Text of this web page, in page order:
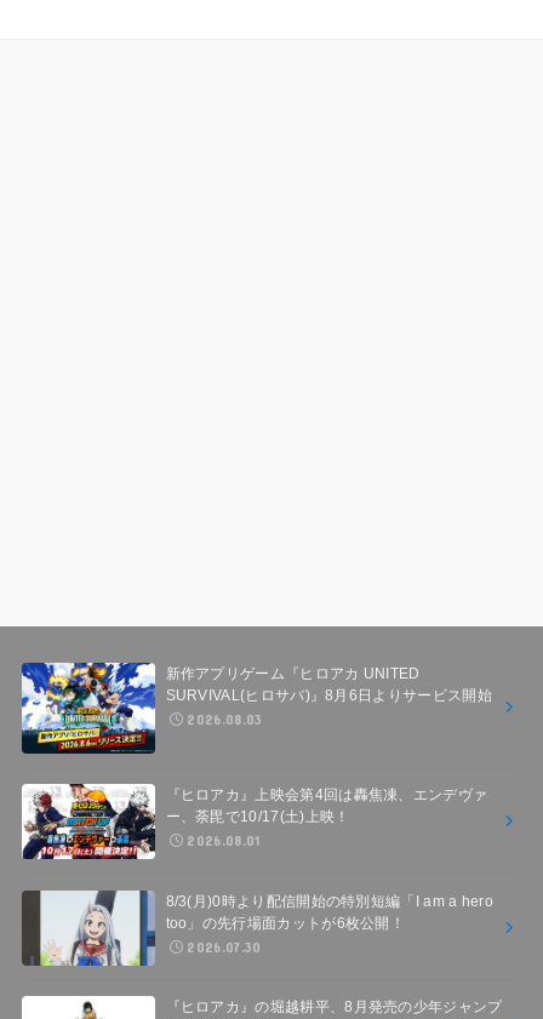
新作アプリゲーム『ヒロアカ UNITED
SURVIVAL(ヒロサバ)』8月6日よりサービス開始
2026.08.03
『ヒロアカ』上映会第4回は轟焦凍、エンデヴァ
ー、荼毘で10/17(土)上映！
2026.08.01
8/3(月)0時より配信開始の特別短編「I am a hero
too」の先行場面カットが6枚公開！
2026.07.30
『ヒロアカ』の堀越耕平、8月発売の少年ジャンプ